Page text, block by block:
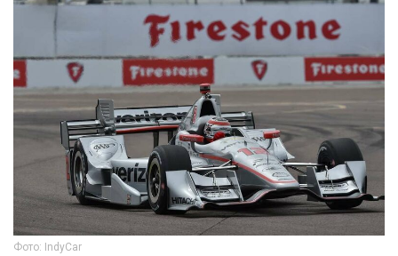
Фото: IndyCar